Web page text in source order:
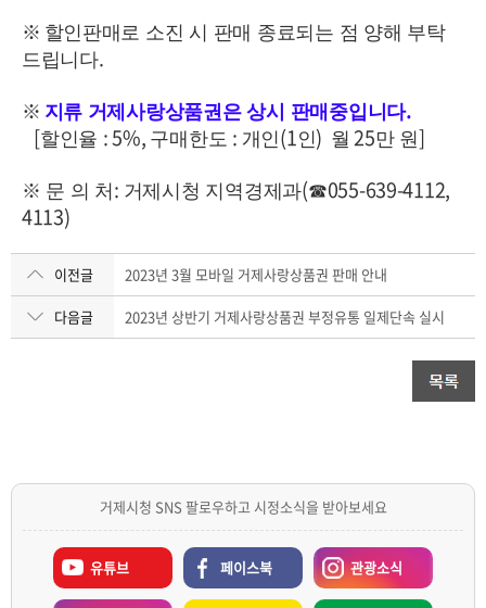
※ 할인판매로 소진 시 판매 종료되는 점 양해 부탁
드립니다.
※ 지류 거제사랑상품권은 상시 판매중입니다.
[할인율 : 5%, 구매한도 : 개인(1인) 월 25만 원]
※ 문 의 처 : 거제시청 지역경제과(☎055-639-4112,
4113)
이전글 2023년 3월 모바일 거제사랑상품권 판매 안내
다음글 2023년 상반기 거제사랑상품권 부정유통 일제단속 실시
거제시청 SNS 팔로우하고 시정소식을 받아보세요
유튜브 페이스북 관광소식